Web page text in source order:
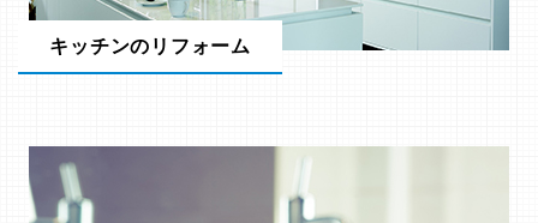
キッチンのリフォーム